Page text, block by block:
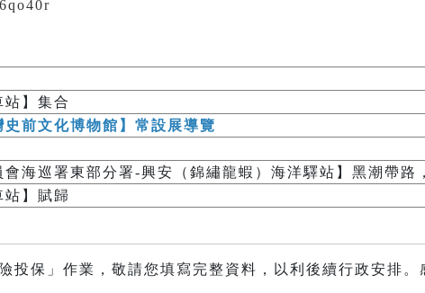
站】集合
史前文化博物館】常設展導覽
會海巡署東部分署-興安（錦繡龍蝦）海洋驛站】黑潮帶路
站】賦歸
投保」作業，敬請您填寫完整資料，以利後續行政安排。